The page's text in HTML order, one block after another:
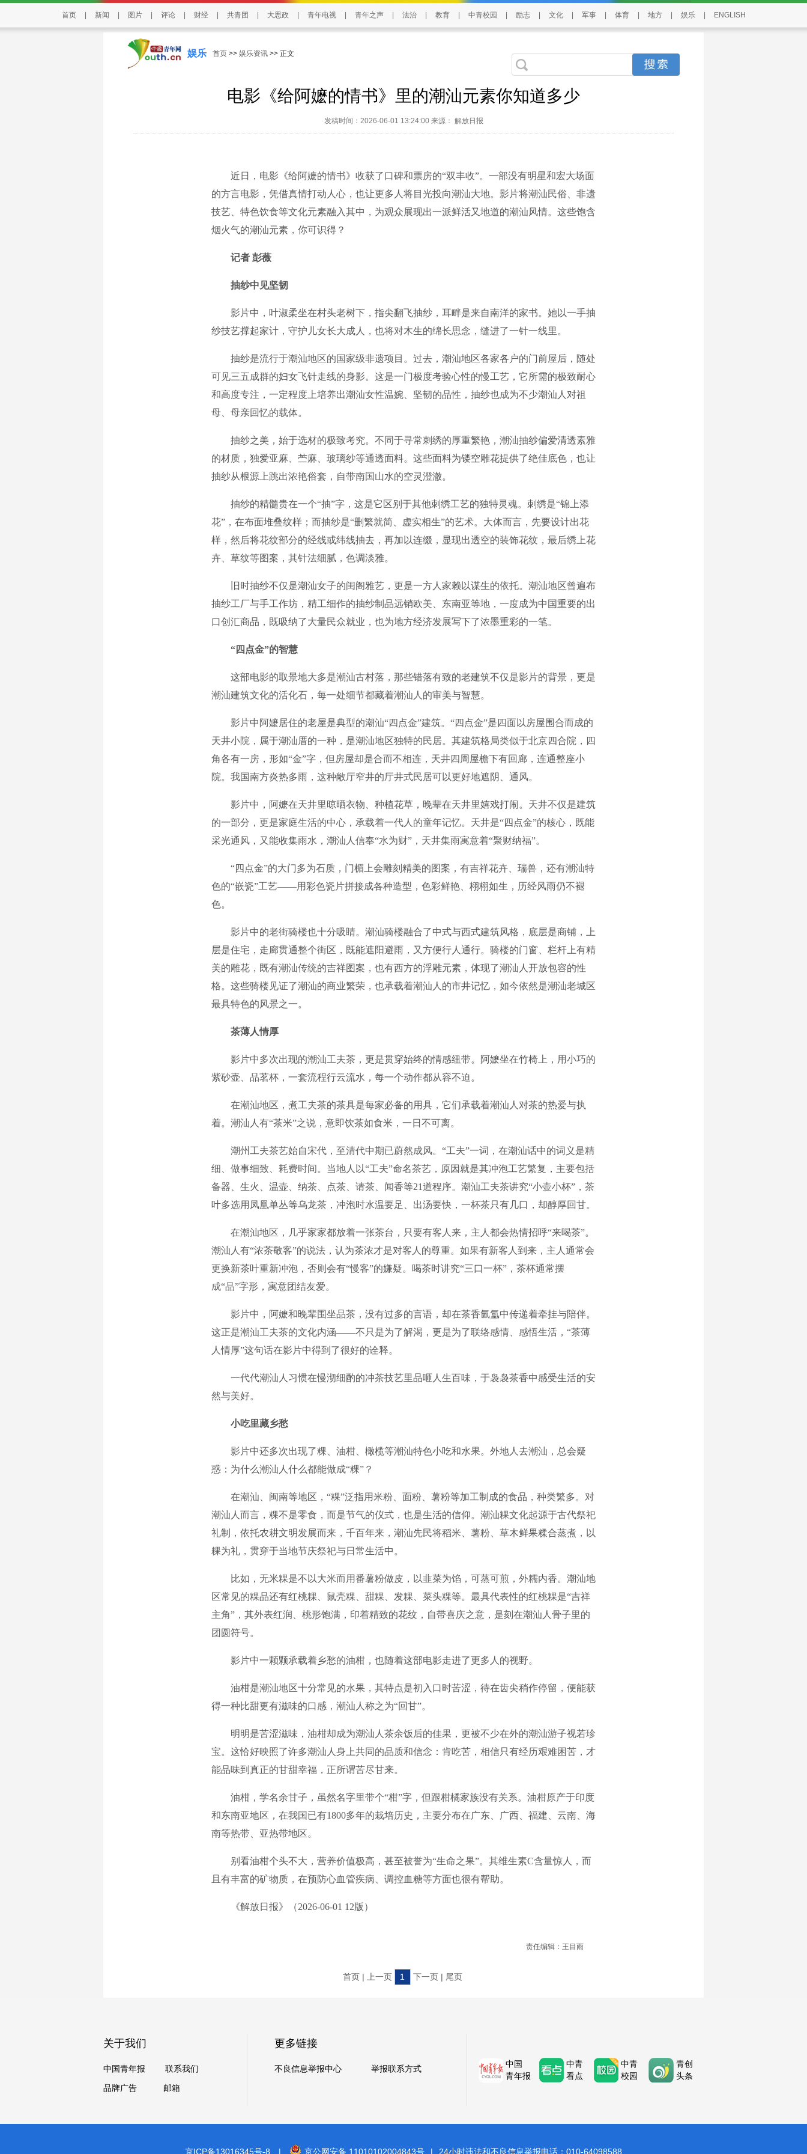
首页 新闻 图片 评论 财经 共青团 大思政 青年电视 青年之声 法治 教育 中青校园 励志 文化 军事 体育 地方 娱乐 ENGLISH
娱乐 首页 >> 娱乐资讯 >> 正文
电影《给阿嬷的情书》里的潮汕元素你知道多少
发稿时间：2026-06-01 13:24:00 来源： 解放日报
近日，电影《给阿嬷的情书》收获了口碑和票房的“双丰收”。一部没有明星和宏大场面
的方言电影，凭借真情打动人心，也让更多人将目光投向潮汕大地。影片将潮汕民俗、非遗
技艺、特色饮食等文化元素融入其中，为观众展现出一派鲜活又地道的潮汕风情。这些饱含
烟火气的潮汕元素，你可识得？
记者 彭薇
抽纱中见坚韧
影片中，叶淑柔坐在村头老树下，指尖翻飞抽纱，耳畔是来自南洋的家书。她以一手抽
纱技艺撑起家计，守护儿女长大成人，也将对木生的绵长思念，缝进了一针一线里。
抽纱是流行于潮汕地区的国家级非遗项目。过去，潮汕地区各家各户的门前屋后，随处
可见三五成群的妇女飞针走线的身影。这是一门极度考验心性的慢工艺，它所需的极致耐心
和高度专注，一定程度上培养出潮汕女性温婉、坚韧的品性，抽纱也成为不少潮汕人对祖
母、母亲回忆的载体。
抽纱之美，始于选材的极致考究。不同于寻常刺绣的厚重繁艳，潮汕抽纱偏爱清透素雅
的材质，独爱亚麻、苎麻、玻璃纱等通透面料。这些面料为镂空雕花提供了绝佳底色，也让
抽纱从根源上跳出浓艳俗套，自带南国山水的空灵澄澈。
抽纱的精髓贵在一个“抽”字，这是它区别于其他刺绣工艺的独特灵魂。刺绣是“锦上添
花”，在布面堆叠纹样；而抽纱是“删繁就简、虚实相生”的艺术。大体而言，先要设计出花
样，然后将花纹部分的经线或纬线抽去，再加以连缀，显现出透空的装饰花纹，最后绣上花
卉、草纹等图案，其针法细腻，色调淡雅。
旧时抽纱不仅是潮汕女子的闺阁雅艺，更是一方人家赖以谋生的依托。潮汕地区曾遍布
抽纱工厂与手工作坊，精工细作的抽纱制品远销欧美、东南亚等地，一度成为中国重要的出
口创汇商品，既吸纳了大量民众就业，也为地方经济发展写下了浓墨重彩的一笔。
“四点金”的智慧
这部电影的取景地大多是潮汕古村落，那些错落有致的老建筑不仅是影片的背景，更是
潮汕建筑文化的活化石，每一处细节都藏着潮汕人的审美与智慧。
影片中阿嬷居住的老屋是典型的潮汕“四点金”建筑。“四点金”是四面以房屋围合而成的
天井小院，属于潮汕厝的一种，是潮汕地区独特的民居。其建筑格局类似于北京四合院，四
角各有一房，形如“金”字，但房屋却是合而不相连，天井四周屋檐下有回廊，连通整座小
院。我国南方炎热多雨，这种敞厅窄井的厅井式民居可以更好地遮阴、通风。
影片中，阿嬷在天井里晾晒衣物、种植花草，晚辈在天井里嬉戏打闹。天井不仅是建筑
的一部分，更是家庭生活的中心，承载着一代人的童年记忆。天井是“四点金”的核心，既能
采光通风，又能收集雨水，潮汕人信奉“水为财”，天井集雨寓意着“聚财纳福”。
“四点金”的大门多为石质，门楣上会雕刻精美的图案，有吉祥花卉、瑞兽，还有潮汕特
色的“嵌瓷”工艺——用彩色瓷片拼接成各种造型，色彩鲜艳、栩栩如生，历经风雨仍不褪
色。
影片中的老街骑楼也十分吸睛。潮汕骑楼融合了中式与西式建筑风格，底层是商铺，上
层是住宅，走廊贯通整个街区，既能遮阳避雨，又方便行人通行。骑楼的门窗、栏杆上有精
美的雕花，既有潮汕传统的吉祥图案，也有西方的浮雕元素，体现了潮汕人开放包容的性
格。这些骑楼见证了潮汕的商业繁荣，也承载着潮汕人的市井记忆，如今依然是潮汕老城区
最具特色的风景之一。
茶薄人情厚
影片中多次出现的潮汕工夫茶，更是贯穿始终的情感纽带。阿嬷坐在竹椅上，用小巧的
紫砂壶、品茗杯，一套流程行云流水，每一个动作都从容不迫。
在潮汕地区，煮工夫茶的茶具是每家必备的用具，它们承载着潮汕人对茶的热爱与执
着。潮汕人有“茶米”之说，意即饮茶如食米，一日不可离。
潮州工夫茶艺始自宋代，至清代中期已蔚然成风。“工夫”一词，在潮汕话中的词义是精
细、做事细致、耗费时间。当地人以“工夫”命名茶艺，原因就是其冲泡工艺繁复，主要包括
备器、生火、温壶、纳茶、点茶、请茶、闻香等21道程序。潮汕工夫茶讲究“小壶小杯”，茶
叶多选用凤凰单丛等乌龙茶，冲泡时水温要足、出汤要快，一杯茶只有几口，却醇厚回甘。
在潮汕地区，几乎家家都放着一张茶台，只要有客人来，主人都会热情招呼“来喝茶”。
潮汕人有“浓茶敬客”的说法，认为茶浓才是对客人的尊重。如果有新客人到来，主人通常会
更换新茶叶重新冲泡，否则会有“慢客”的嫌疑。喝茶时讲究“三口一杯”，茶杯通常摆
成“品”字形，寓意团结友爱。
影片中，阿嬷和晚辈围坐品茶，没有过多的言语，却在茶香氤氲中传递着牵挂与陪伴。
这正是潮汕工夫茶的文化内涵——不只是为了解渴，更是为了联络感情、感悟生活，“茶薄
人情厚”这句话在影片中得到了很好的诠释。
一代代潮汕人习惯在慢沏细酌的冲茶技艺里品咂人生百味，于袅袅茶香中感受生活的安
然与美好。
小吃里藏乡愁
影片中还多次出现了粿、油柑、橄榄等潮汕特色小吃和水果。外地人去潮汕，总会疑
惑：为什么潮汕人什么都能做成“粿”？
在潮汕、闽南等地区，“粿”泛指用米粉、面粉、薯粉等加工制成的食品，种类繁多。对
潮汕人而言，粿不是零食，而是节气的仪式，也是生活的信仰。潮汕粿文化起源于古代祭祀
礼制，依托农耕文明发展而来，千百年来，潮汕先民将稻米、薯粉、草木鲜果糅合蒸煮，以
粿为礼，贯穿于当地节庆祭祀与日常生活中。
比如，无米粿是不以大米而用番薯粉做皮，以韭菜为馅，可蒸可煎，外糯内香。潮汕地
区常见的粿品还有红桃粿、鼠壳粿、甜粿、发粿、菜头粿等。最具代表性的红桃粿是“吉祥
主角”，其外表红润、桃形饱满，印着精致的花纹，自带喜庆之意，是刻在潮汕人骨子里的
团圆符号。
影片中一颗颗承载着乡愁的油柑，也随着这部电影走进了更多人的视野。
油柑是潮汕地区十分常见的水果，其特点是初入口时苦涩，待在齿尖稍作停留，便能获
得一种比甜更有滋味的口感，潮汕人称之为“回甘”。
明明是苦涩滋味，油柑却成为潮汕人茶余饭后的佳果，更被不少在外的潮汕游子视若珍
宝。这恰好映照了许多潮汕人身上共同的品质和信念：肯吃苦，相信只有经历艰难困苦，才
能品味到真正的甘甜幸福，正所谓苦尽甘来。
油柑，学名余甘子，虽然名字里带个“柑”字，但跟柑橘家族没有关系。油柑原产于印度
和东南亚地区，在我国已有1800多年的栽培历史，主要分布在广东、广西、福建、云南、海
南等热带、亚热带地区。
别看油柑个头不大，营养价值极高，甚至被誉为“生命之果”。其维生素C含量惊人，而
且有丰富的矿物质，在预防心血管疾病、调控血糖等方面也很有帮助。
《解放日报》（2026-06-01 12版）
责任编辑：王目雨
首页 | 上一页 1 下一页 | 尾页
关于我们
中国青年报
联系我们
品牌广告
邮箱
更多链接
不良信息举报中心 举报联系方式
中国
青年报
中青
看点
中青
校园
青创
头条
京ICP备13016345号-8 | 京公网安备 11010102004843号 | 24小时违法和不良信息举报电话：010-64098588